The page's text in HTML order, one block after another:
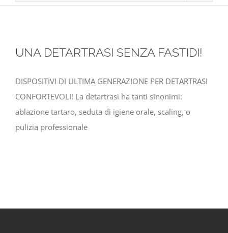
UNA DETARTRASI SENZA FASTIDI!
DISPOSITIVI DI ULTIMA GENERAZIONE PER DETARTRASI
CONFORTEVOLI! La detartrasi ha tanti sinonimi:
ablazione tartaro, seduta di igiene orale, scaling, o
pulizia professionale